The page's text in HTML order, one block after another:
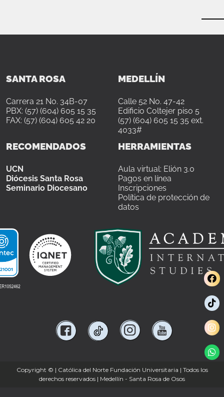
SANTA ROSA
Carrera 21 No. 34B-07
PBX: (57) (604) 605 15 35
FAX: (57) (604) 605 42 20
MEDELLÍN
Calle 52 No. 47-42
Edificio Coltejer piso 5
(57) (604) 605 15 35 ext.
4033#
RECOMENDADOS
UCN
Diócesis Santa Rosa
Seminario Diocesano
HERRAMIENTAS
Aula virtual: Elión 3.0
Pagos en línea
Inscripciones
Política de protección de
datos
Copyright © | Católica del Norte Fundación Universitaria | Todos los
derechos reservados | Medellín - Santa Rosa de Osos